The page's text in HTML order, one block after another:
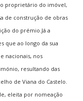
proprietário do imóvel,
de construção de obras
do prémio.Já a
que ao longo da sua
nacionais, nos
resultando das
de Viana do Castelo.
eleita por nomeação